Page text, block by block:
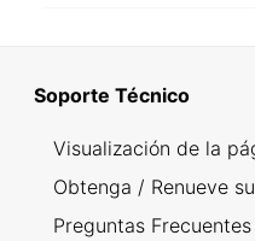
Soporte Técnico
Visualización de la
Obtenga / Renueve
Preguntas